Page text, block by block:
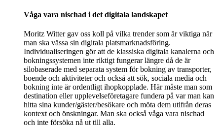
Våga vara nischad i det digitala landskapet
Moritz Witter gav oss koll på vilka trender som är viktiga när
man ska vässa sin digitala platsmarknadsföring.
Individualiseringen gör att de klassiska digitala kanalerna och
bokningssystemen inte riktigt fungerar längre då de är
silobaserade med separata system för bokning av transporter,
boende och aktiviteter och också att sök, sociala media och
bokning inte är ordentligt ihopkopplade. Här måste man som
destination eller upplevelseföretagare fundera på var man kan
hitta sina kunder/gäster/besökare och möta dem utifrån deras
kontext och önskningar. Man ska också våga vara nischad
och inte försöka nå ut till alla.